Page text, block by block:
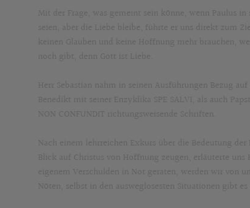
Mit der Frage, was gemeint sein könne, wenn Paulus
seien, aber die Liebe bleibe, führte er uns direkt zum
keinen Glauben und keine Hoffnung mehr brauchen,
noch gibt, denn Gott ist Liebe.
Herr Sebastian nahm in seinen Ausführungen Bezug
Benedikt mit seiner Enzyklika SPE SALVI, als auch
NON CONFUNDIT richtungsweisende Schriften.
Nach einem lehrreichen Exkurs über die Bedeutung
Blick auf Christus von Hoffnung zeugen, erläuterte uns
eigenem Verschulden in Not geraten, werden wir von
Nöten, selbst in den ausweglosesten Situationen gibt